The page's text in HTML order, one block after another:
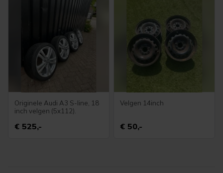
Originele Audi A3 S-line, 18
inch velgen (5x112).
€ 525,-
Velgen 14inch
€ 50,-